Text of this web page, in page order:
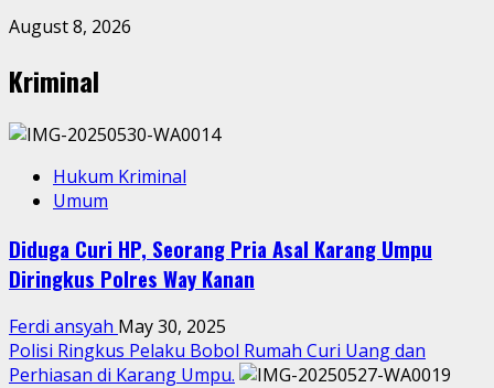
August 8, 2026
Kriminal
Hukum Kriminal
Umum
Diduga Curi HP, Seorang Pria Asal Karang Umpu
Diringkus Polres Way Kanan
Ferdi ansyah May 30, 2025
Polisi Ringkus Pelaku Bobol Rumah Curi Uang dan
Perhiasan di Karang Umpu.